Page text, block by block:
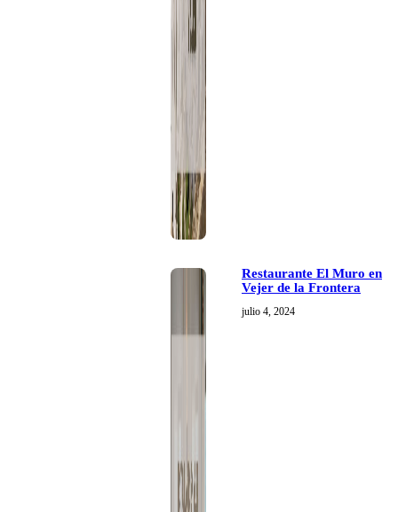
Restaurante El Muro en
Vejer de la Frontera
julio 4, 2024